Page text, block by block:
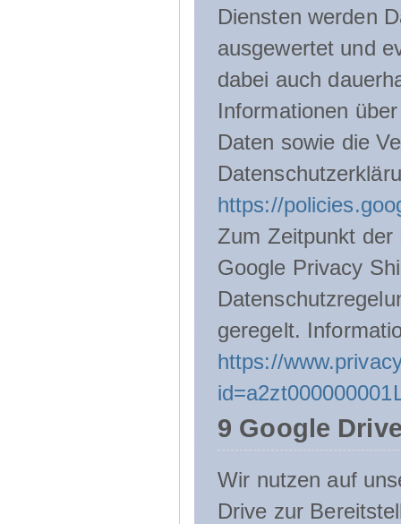
Diensten werden
ausgewertet und
dabei auch
Informationen
Daten sowie die
https://
Zum Zeitpunkt der
Google Privacy
geregelt.
https://
9 Google
Wir nutzen auf
Drive zur